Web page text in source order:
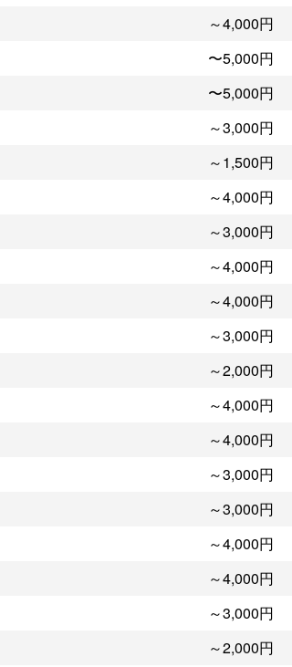
～4,000円
〜5,000円
〜5,000円
～3,000円
～1,500円
～4,000円
～3,000円
～4,000円
～4,000円
～3,000円
～2,000円
～4,000円
～4,000円
～3,000円
～3,000円
～4,000円
～4,000円
～3,000円
～2,000円